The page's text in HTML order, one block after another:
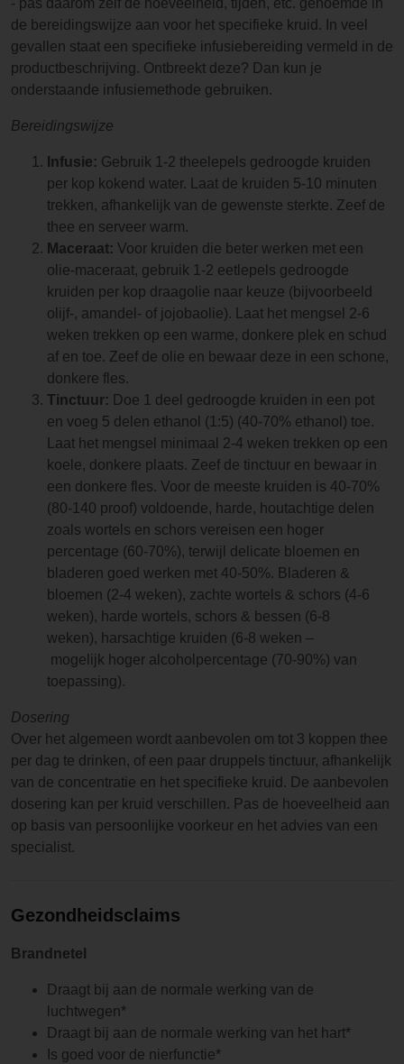
- pas daarom zelf de hoeveelheid, tijden, etc. genoemde in
de bereidingswijze aan voor het specifieke kruid. In veel
gevallen staat een specifieke infusiebereiding vermeld in de
productbeschrijving. Ontbreekt deze? Dan kun je
onderstaande infusiemethode gebruiken.
Bereidingswijze
Infusie: Gebruik 1-2 theelepels gedroogde kruiden
per kop kokend water. Laat de kruiden 5-10 minuten
trekken, afhankelijk van de gewenste sterkte. Zeef de
thee en serveer warm.
Maceraat: Voor kruiden die beter werken met een
olie-maceraat, gebruik 1-2 eetlepels gedroogde
kruiden per kop draagolie naar keuze (bijvoorbeeld
olijf-, amandel- of jojobaolie). Laat het mengsel 2-6
weken trekken op een warme, donkere plek en schud
af en toe. Zeef de olie en bewaar deze in een schone,
donkere fles.
Tinctuur: Doe 1 deel gedroogde kruiden in een pot
en voeg 5 delen ethanol (1:5) (40-70% ethanol) toe.
Laat het mengsel minimaal 2-4 weken trekken op een
koele, donkere plaats. Zeef de tinctuur en bewaar in
een donkere fles. Voor de meeste kruiden is 40-70%
(80-140 proof) voldoende, harde, houtachtige delen
zoals wortels en schors vereisen een hoger
percentage (60-70%), terwijl delicate bloemen en
bladeren goed werken met 40-50%. Bladeren &
bloemen (2-4 weken), zachte wortels & schors (4-6
weken), harde wortels, schors & bessen (6-8
weken), harsachtige kruiden (6-8 weken –
mogelijk hoger alcoholpercentage (70-90%) van
toepassing).
Dosering
Over het algemeen wordt aanbevolen om tot 3 koppen thee
per dag te drinken, of een paar druppels tinctuur, afhankelijk
van de concentratie en het specifieke kruid. De aanbevolen
dosering kan per kruid verschillen. Pas de hoeveelheid aan
op basis van persoonlijke voorkeur en het advies van een
specialist.
Gezondheidsclaims
Brandnetel
Draagt bij aan de normale werking van de
luchtwegen*
Draagt bij aan de normale werking van het hart*
Is goed voor de nierfunctie*